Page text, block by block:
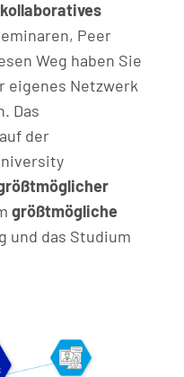
kollaboratives
Peer
Weg haben Sie
eigenes Netzwerk
Das
der
größtmögliche
und das Studium